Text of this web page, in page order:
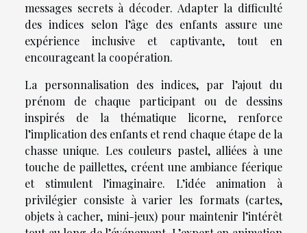
messages secrets à décoder. Adapter la difficulté
des indices selon l’âge des enfants assure une
expérience inclusive et captivante, tout en
encourageant la coopération.
La personnalisation des indices, par l’ajout du
prénom de chaque participant ou de dessins
inspirés de la thématique licorne, renforce
l’implication des enfants et rend chaque étape de la
chasse unique. Les couleurs pastel, alliées à une
touche de paillettes, créent une ambiance féerique
et stimulent l’imaginaire. L’idée animation à
privilégier consiste à varier les formats (cartes,
objets à cacher, mini-jeux) pour maintenir l’intérêt